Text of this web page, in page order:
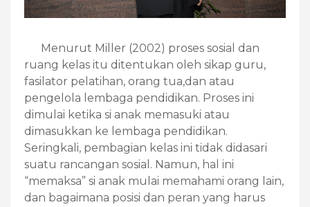
Menurut Miller (2002) proses sosial dan
ruang kelas itu ditentukan oleh sikap guru,
fasilator pelatihan, orang tua,dan atau
pengelola lembaga pendidikan. Proses ini
dimulai ketika si anak memasuki atau
dimasukkan ke lembaga pendidikan.
Seringkali, pembagian kelas ini tidak didasari
suatu rancangan sosial. Namun, hal ini
“memaksa” si anak mulai memahami orang lain,
dan bagaimana posisi dan peran yang harus